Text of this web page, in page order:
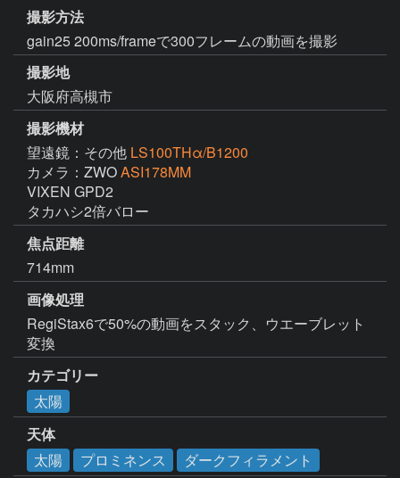
撮影方法
gain25 200ms/frameで300フレームの動画を撮影
撮影地
大阪府高槻市
撮影機材
望遠鏡：その他 LS100THα/B1200
カメラ：ZWOASI178MM
VIXEN GPD2
タカハシ2倍バロー
焦点距離
714mm
画像処理
RegiStax6で50%の動画をスタック、ウエーブレット
変換
カテゴリー
太陽
天体
太陽
プロミネンス ダークフィラメント